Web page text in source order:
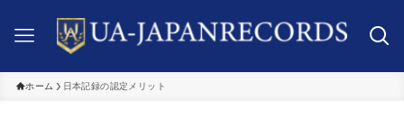
ホーム 日本記録の認定メリット